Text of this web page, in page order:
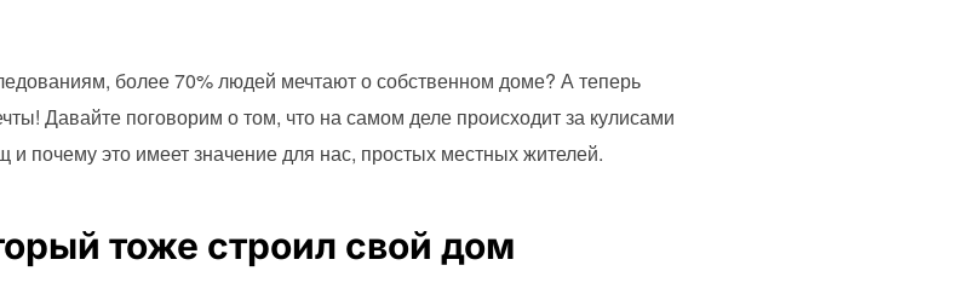
более 70% людей мечтают о собственном доме? А теперь
Давайте поговорим о том, что на самом деле происходит за кулисами
почему это имеет значение для нас, простых местных жителей.
тоже строил свой дом